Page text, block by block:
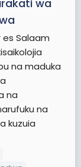
wa
es Salaam
na maduka
na
na
kuzuia